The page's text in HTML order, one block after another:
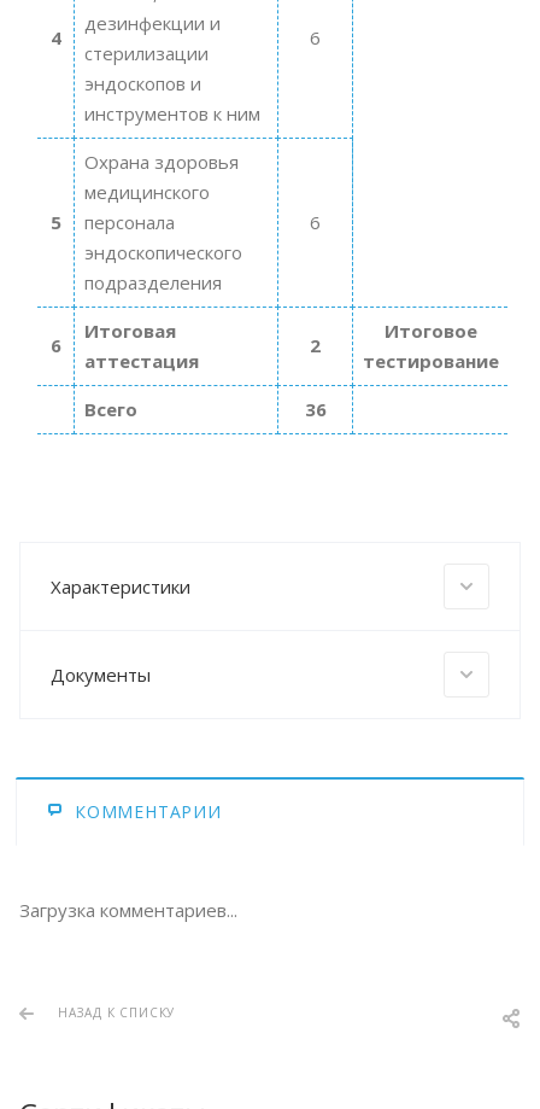
4
дезинфекции и
стерилизации
эндоскопов и
инструментов к ним
6
5
Охрана здоровья
медицинского
персонала
эндоскопического
подразделения
6
6
Итоговая
аттестация
2
Итоговое
тестирование
Всего
36
Характеристики
Документы
КОММЕНТАРИИ
Загрузка комментариев...
НАЗАД К СПИСКУ